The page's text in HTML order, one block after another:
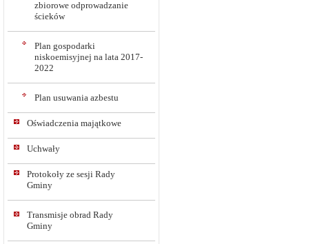
zbiorowe odprowadzanie
ścieków
Plan gospodarki
niskoemisyjnej na lata 2017-
2022
Plan usuwania azbestu
Oświadczenia majątkowe
Uchwały
Protokoły ze sesji Rady
Gminy
Transmisje obrad Rady
Gminy